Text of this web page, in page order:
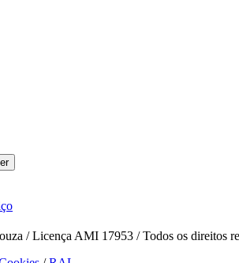
/ Licença AMI 17953 / Todos os direitos